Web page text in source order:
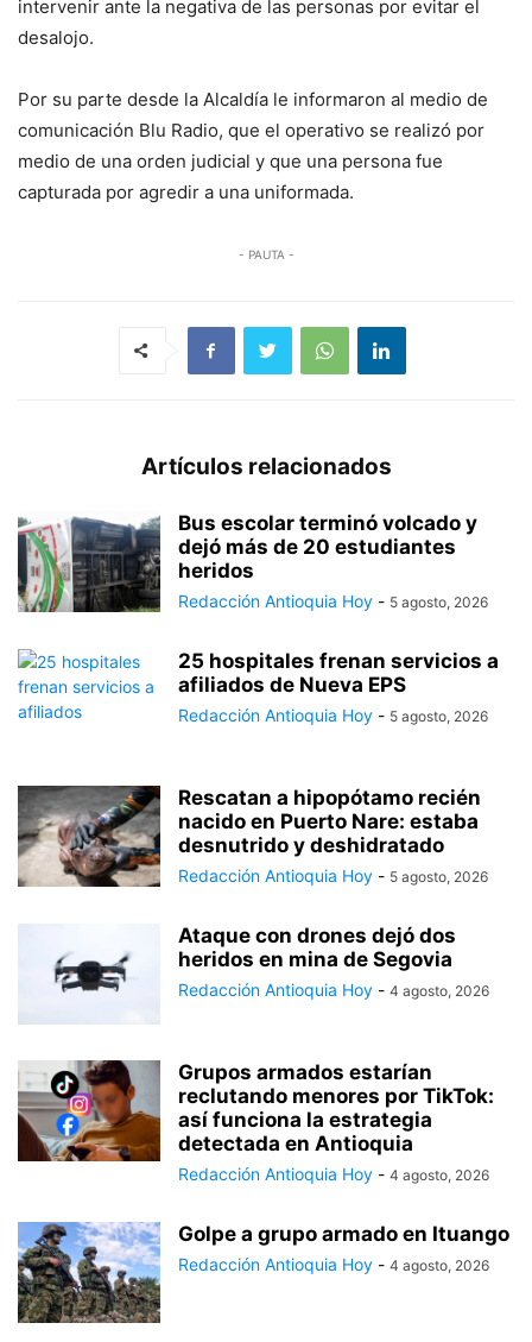
intervenir ante la negativa de las personas por evitar el
desalojo.
Por su parte desde la Alcaldía le informaron al medio de
comunicación Blu Radio, que el operativo se realizó por
medio de una orden judicial y que una persona fue
capturada por agredir a una uniformada.
- PAUTA -
Artículos relacionados
Bus escolar terminó volcado y
dejó más de 20 estudiantes
heridos
Redacción Antioquia Hoy - 5 agosto, 2026
25 hospitales frenan servicios a
afiliados de Nueva EPS
Redacción Antioquia Hoy - 5 agosto, 2026
Rescatan a hipopótamo recién
nacido en Puerto Nare: estaba
desnutrido y deshidratado
Redacción Antioquia Hoy - 5 agosto, 2026
Ataque con drones dejó dos
heridos en mina de Segovia
Redacción Antioquia Hoy - 4 agosto, 2026
Grupos armados estarían
reclutando menores por TikTok:
así funciona la estrategia
detectada en Antioquia
Redacción Antioquia Hoy - 4 agosto, 2026
Golpe a grupo armado en Ituango
Redacción Antioquia Hoy - 4 agosto, 2026